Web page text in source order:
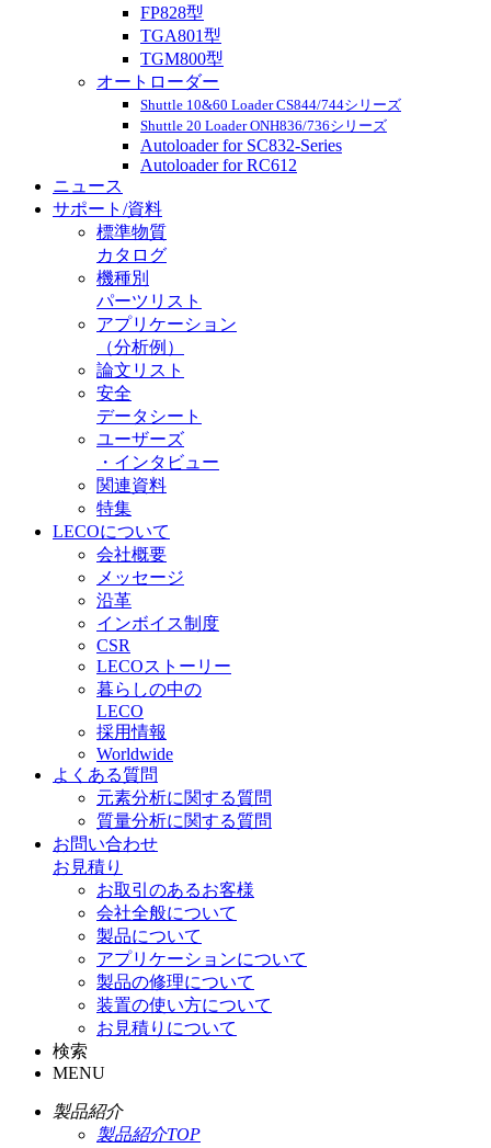
FP828型
TGA801型
TGM800型
オートローダー
Shuttle 10&60 Loader CS844/744シリーズ
Shuttle 20 Loader ONH836/736シリーズ
Autoloader for SC832-Series
Autoloader for RC612
ニュース
サポート/資料
標準物質
カタログ
機種別
パーツリスト
アプリケーション
（分析例）
論文リスト
安全
データシート
ユーザーズ
・インタビュー
関連資料
特集
LECOについて
会社概要
メッセージ
沿革
インボイス制度
CSR
LECOストーリー
暮らしの中の
LECO
採用情報
Worldwide
よくある質問
元素分析に関する質問
質量分析に関する質問
お問い合わせ
お見積り
お取引のあるお客様
会社全般について
製品について
アプリケーションについて
製品の修理について
装置の使い方について
お見積りについて
検索
MENU
製品紹介
製品紹介TOP